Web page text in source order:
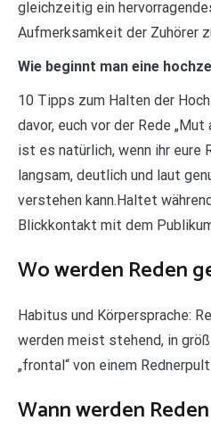
gleichzeitig ein
Aufmerksamkeit der Zuhörer
Wie beginnt man eine
10 Tipps zum Halten der
davor, euch vor der Rede
ist es natürlich, wenn ihr eure
langsam, deutlich und laut
verstehen kann.Haltet
Blickkontakt mit dem
Wo werden Reden
Habitus und Körpersprache:
werden meist stehend, in
„frontal“ von einem
Wann werden